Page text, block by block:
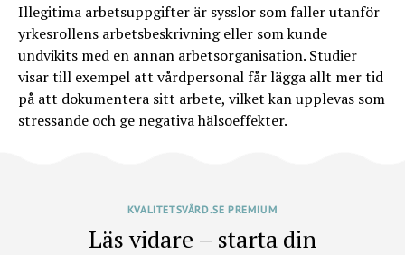
Illegitima arbetsuppgifter är sysslor som faller utanför
yrkesrollens arbetsbeskrivning eller som kunde
undvikits med en annan arbetsorganisation. Studier
visar till exempel att vårdpersonal får lägga allt mer tid
på att dokumentera sitt arbete, vilket kan upplevas som
stressande och ge negativa hälsoeffekter.
KVALITETSVÅRD.SE PREMIUM
Läs vidare – starta din